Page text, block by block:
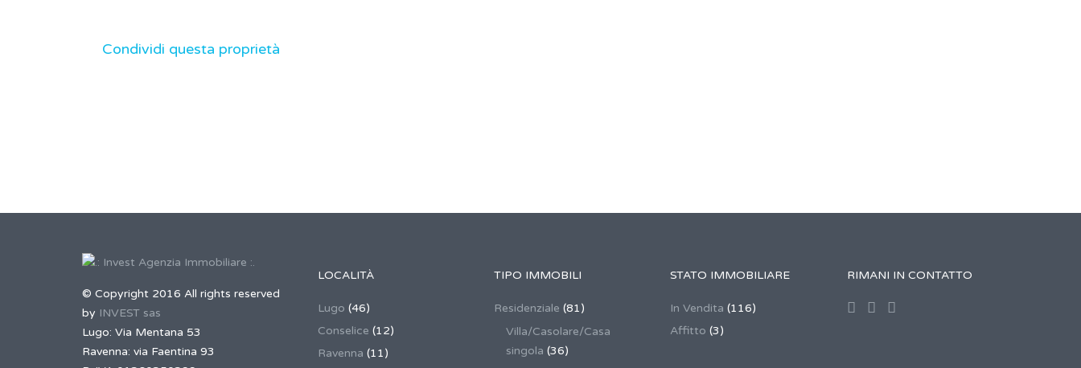
Condividi questa proprietà
© Copyright 2016 All rights reserved
by INVEST sas
Lugo: Via Mentana 53
Ravenna: via Faentina 93
LOCALITÀ
Lugo (46)
Conselice (12)
Ravenna (11)
TIPO IMMOBILI
Residenziale (81)
Villa/Casolare/Casa
singola (36)
STATO IMMOBILIARE
In Vendita (116)
Affitto (3)
RIMANI IN CONTATTO